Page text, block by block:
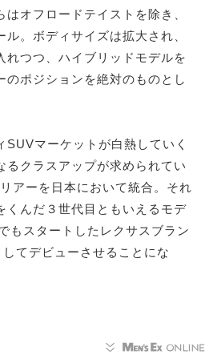
オフロードテイストを除き、
。ボディサイズは拡大され、
れつつ、ハイブリッドモデルを
のポジションを絶対のものとし
SUVマーケットが白熱していく
るクラスアップが求められてい
アーを日本において統合。それ
くんだ３世代目ともいえるモデ
もスタートしたレクサスブラン
てデビューさせることにな